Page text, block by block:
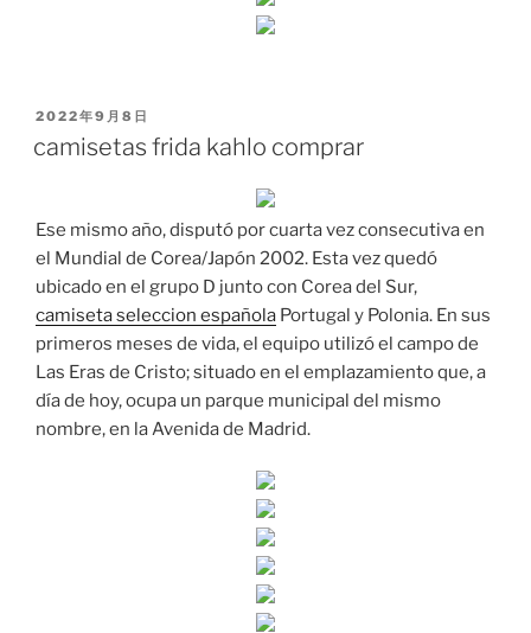
PUBLICADO
2022年9月8日
camisetas frida kahlo comprar
Ese mismo año, disputó por cuarta vez consecutiva en
el Mundial de Corea/Japón 2002. Esta vez quedó
ubicado en el grupo D junto con Corea del Sur,
camiseta seleccion española Portugal y Polonia. En sus
primeros meses de vida, el equipo utilizó el campo de
Las Eras de Cristo; situado en el emplazamiento que, a
día de hoy, ocupa un parque municipal del mismo
nombre, en la Avenida de Madrid.